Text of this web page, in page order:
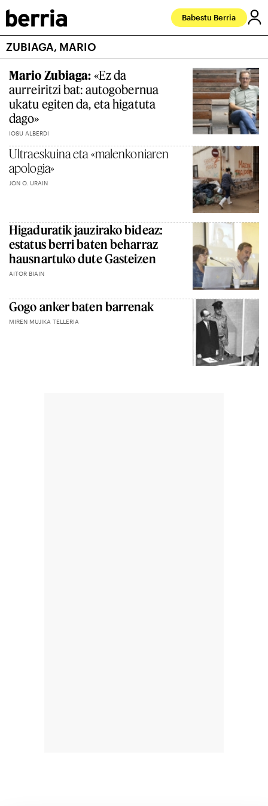
Babestu Berria
ZUBIAGA, MARIO
Mario Zubiaga: «Ez da
aurreiritzi bat: autogobernua
ukatu egiten da, eta higatuta
dago»
IOSU ALBERDI
Ultraeskuina eta «malenkoniaren
apologia»
JON O. URAIN
Higaduratik jauzirako bideaz:
estatus berri baten beharraz
hausnartuko dute Gasteizen
AITOR BIAIN
Gogo anker baten barrenak
MIREN MUJIKA TELLERIA